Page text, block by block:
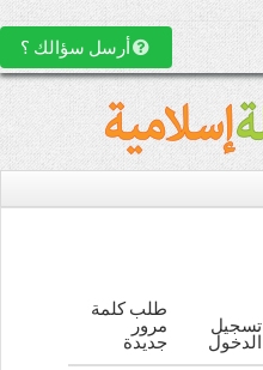
أرسل سؤالك ؟
تسجيل
الدخول
طلب كلمة
مرور
جديدة